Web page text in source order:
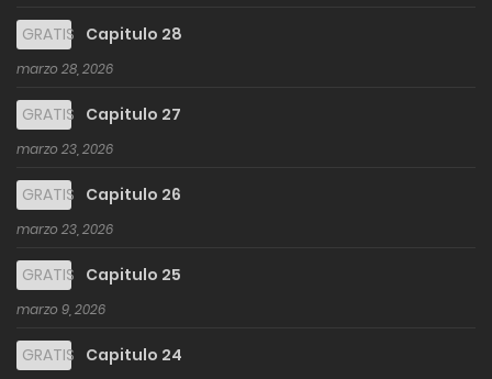
GRATIS Capitulo 28
marzo 28, 2026
GRATIS Capitulo 27
marzo 23, 2026
GRATIS Capitulo 26
marzo 23, 2026
GRATIS Capitulo 25
marzo 9, 2026
GRATIS Capitulo 24